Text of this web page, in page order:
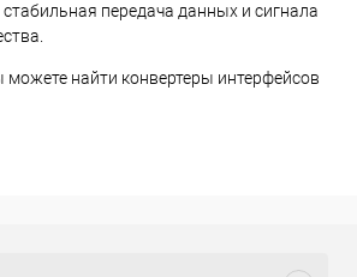
передача данных и сигнала
найти конвертеры интерфейсов